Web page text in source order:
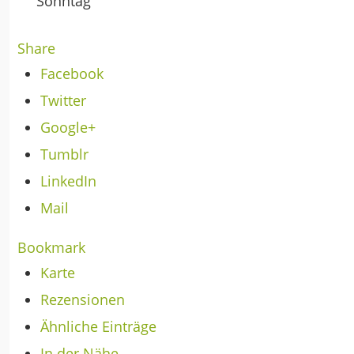
Share
Facebook
Twitter
Google+
Tumblr
LinkedIn
Mail
Bookmark
Karte
Rezensionen
Ähnliche Einträge